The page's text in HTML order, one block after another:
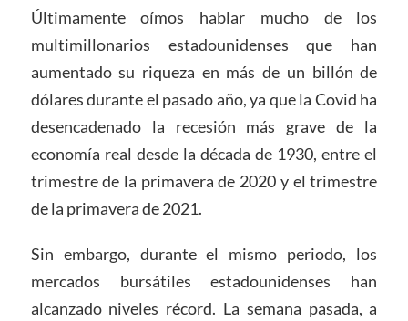
Últimamente oímos hablar mucho de los
multimillonarios estadounidenses que han
aumentado su riqueza en más de un billón de
dólares durante el pasado año, ya que la Covid ha
desencadenado la recesión más grave de la
economía real desde la década de 1930, entre el
trimestre de la primavera de 2020 y el trimestre
de la primavera de 2021.
Sin embargo, durante el mismo periodo, los
mercados bursátiles estadounidenses han
alcanzado niveles récord. La semana pasada, a